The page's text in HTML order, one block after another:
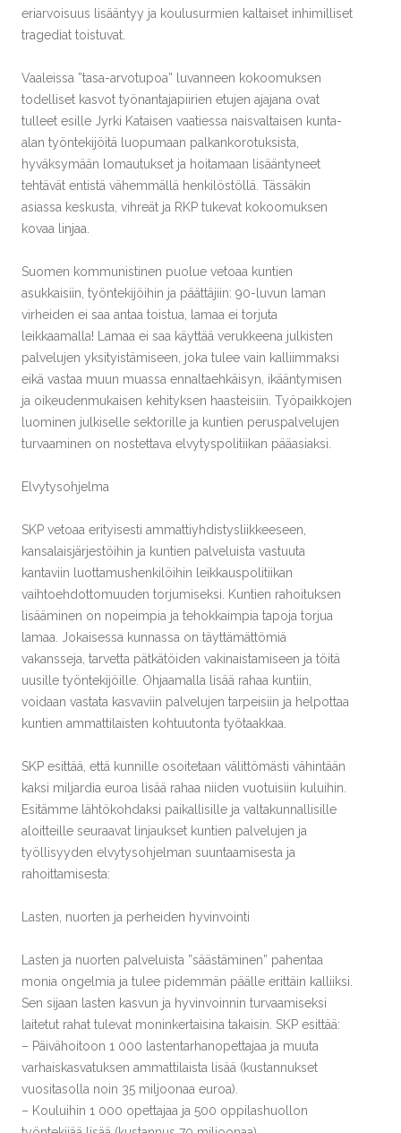
eriarvoisuus lisääntyy ja koulusurmien kaltaiset inhimilliset
tragediat toistuvat.
Vaaleissa ”tasa-arvotupoa” luvanneen kokoomuksen
todelliset kasvot työnantajapiirien etujen ajajana ovat
tulleet esille Jyrki Kataisen vaatiessa naisvaltaisen kunta-
alan työntekijöitä luopumaan palkankorotuksista,
hyväksymään lomautukset ja hoitamaan lisääntyneet
tehtävät entistä vähemmällä henkilöstöllä. Tässäkin
asiassa keskusta, vihreät ja RKP tukevat kokoomuksen
kovaa linjaa.
Suomen kommunistinen puolue vetoaa kuntien
asukkaisiin, työntekijöihin ja päättäjiin: 90-luvun laman
virheiden ei saa antaa toistua, lamaa ei torjuta
leikkaamalla! Lamaa ei saa käyttää verukkeena julkisten
palvelujen yksityistämiseen, joka tulee vain kalliimmaksi
eikä vastaa muun muassa ennaltaehkäisyn, ikääntymisen
ja oikeudenmukaisen kehityksen haasteisiin. Työpaikkojen
luominen julkiselle sektorille ja kuntien peruspalvelujen
turvaaminen on nostettava elvytyspolitiikan pääasiaksi.
Elvytysohjelma
SKP vetoaa erityisesti ammattiyhdistysliikkeeseen,
kansalaisjärjestöihin ja kuntien palveluista vastuuta
kantaviin luottamushenkilöihin leikkauspolitiikan
vaihtoehdottomuuden torjumiseksi. Kuntien rahoituksen
lisääminen on nopeimpia ja tehokkaimpia tapoja torjua
lamaa. Jokaisessa kunnassa on täyttämättömiä
vakansseja, tarvetta pätkätöiden vakinaistamiseen ja töitä
uusille työntekijöille. Ohjaamalla lisää rahaa kuntiin,
voidaan vastata kasvaviin palvelujen tarpeisiin ja helpottaa
kuntien ammattilaisten kohtuutonta työtaakkaa.
SKP esittää, että kunnille osoitetaan välittömästi vähintään
kaksi miljardia euroa lisää rahaa niiden vuotuisiin kuluihin.
Esitämme lähtökohdaksi paikallisille ja valtakunnallisille
aloitteille seuraavat linjaukset kuntien palvelujen ja
työllisyyden elvytysohjelman suuntaamisesta ja
rahoittamisesta:
Lasten, nuorten ja perheiden hyvinvointi
Lasten ja nuorten palveluista ”säästäminen” pahentaa
monia ongelmia ja tulee pidemmän päälle erittäin kalliiksi.
Sen sijaan lasten kasvun ja hyvinvoinnin turvaamiseksi
laitetut rahat tulevat moninkertaisina takaisin. SKP esittää:
– Päivähoitoon 1 000 lastentarhanopettajaa ja muuta
varhaiskasvatuksen ammattilaista lisää (kustannukset
vuositasolla noin 35 miljoonaa euroa).
– Kouluihin 1 000 opettajaa ja 500 oppilashuollon